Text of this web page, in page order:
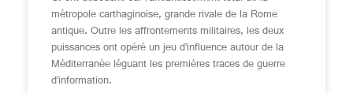
métropole carthaginoise, grande rivale de la Rome
antique. Outre les affrontements militaires, les deux
puissances ont opéré un jeu d’influence autour de la
Méditerranée léguant les premières traces de guerre
d’information.